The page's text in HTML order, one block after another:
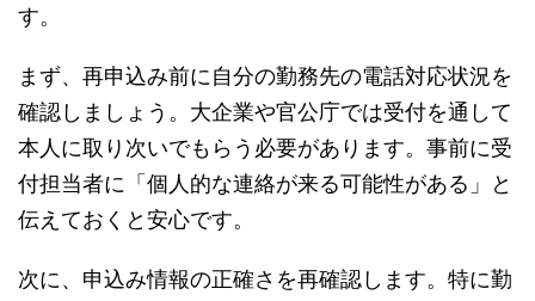
す。
まず、再申込み前に自分の勤務先の電話対応状況を
確認しましょう。大企業や官公庁では受付を通して
本人に取り次いでもらう必要があります。事前に受
付担当者に「個人的な連絡が来る可能性がある」と
伝えておくと安心です。
次に、申込み情報の正確さを再確認します。特に勤